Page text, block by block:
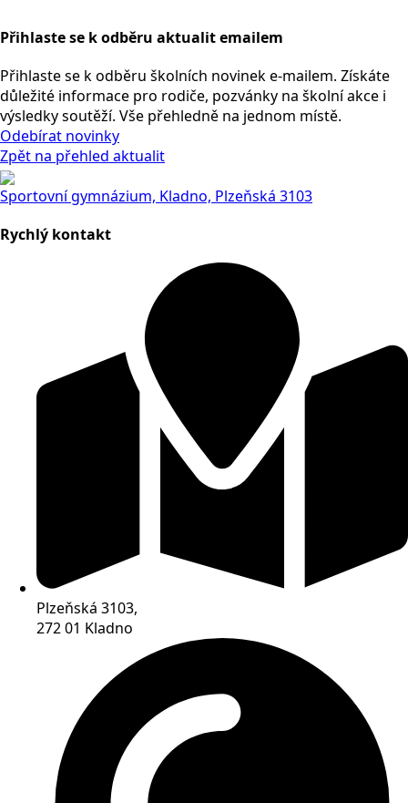
Přihlaste se k odběru aktualit emailem
Přihlaste se k odběru školních novinek e-mailem. Získáte
důležité informace pro rodiče, pozvánky na školní akce i
výsledky soutěží. Vše přehledně na jednom místě.
Odebírat novinky
Zpět na přehled aktualit
Sportovní gymnázium, Kladno, Plzeňská 3103
Rychlý kontakt
Plzeňská 3103,
272 01 Kladno